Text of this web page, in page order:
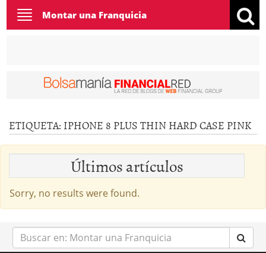
Toggle
navigation
Montar una Franquicia
ETIQUETA: IPHONE 8 PLUS THIN HARD CASE PINK
Últimos artículos
Sorry, no results were found.
Buscar
en: